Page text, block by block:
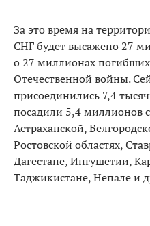
За это время на
СНГ будет высажено 27
о 27 миллионах
Отечественной войны.
присоединились 7,4
посадили 5,4 миллионов
Астраханской,
Ростовской областях,
Дагестане, Ингушетии,
Таджикистане, Непале и